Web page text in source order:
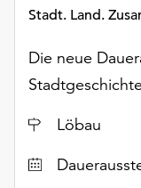
erreichen
die
Einstellungen
die
„Auswählen“.
Stadt. Land.
Die neue
Ort
Löbau